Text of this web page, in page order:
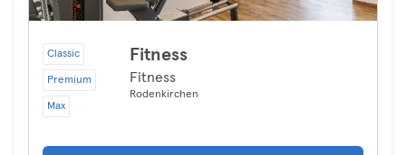
Classic
Premium
Max
Fitness
Fitness
Rodenkirchen